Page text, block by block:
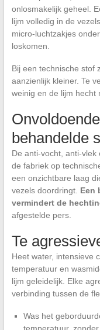
onlosmakelijk geheel.
lijm volledig in de
micro-luchtzakjes
loskomen.
Bij een technische stof
aanzienlijk kleiner. Te
weinig en de lijm hecht
behandelde
De anti-vocht, anti-
de fabriek op
een onzichtbare laag
vezels doordringt. Een
vermindert de
afgestelde pers.
Te
Heet water, intensieve
temperatuur en
lijm geleidelijk. Elke
verbinding tussen de
Was het